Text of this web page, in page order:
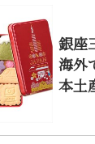
銀座
海外
本土